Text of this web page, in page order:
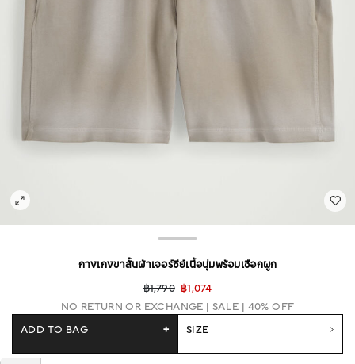
กางเกงขาสั้นผ้าเจอร์ซีย์เนื้อนุ่มพร้อมเชือกผูก
฿1,790 ฿1,074
NO RETURN OR EXCHANGE
SALE | 40% OFF
SIZE
ADD TO BAG +